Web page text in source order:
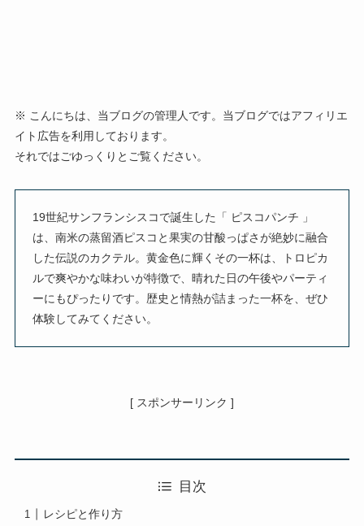
※ こんにちは、当ブログの管理人です。当ブログではアフィリエ
イト広告を利用しております。
それではごゆっくりとご覧ください。
19世紀サンフランシスコで誕生した「 ピスコパンチ 」
は、南米の蒸留酒ピスコと果実の甘酸っぱさが絶妙に融合
した伝説のカクテル。黄金色に輝くその一杯は、トロピカ
ルで爽やかな味わいが特徴で、晴れた日の午後やパーティ
ーにもぴったりです。歴史と情熱が詰まった一杯を、ぜひ
体験してみてください。
[ スポンサーリンク ]
目次
レシピと作り方